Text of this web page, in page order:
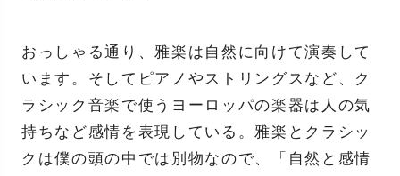
おっしゃる通り、雅楽は自然に向けて演奏して
います。そしてピアノやストリングスなど、ク
ラシック音楽で使うヨーロッパの楽器は人の気
持ちなど感情を表現している。雅楽とクラシッ
クは僕の頭の中では別物なので、「自然と感情